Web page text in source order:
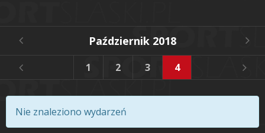
Październik 2018
1 2 3 4
Nie znaleziono wydarzeń